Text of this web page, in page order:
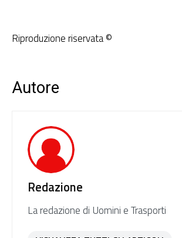
Riproduzione riservata ©
Autore
Redazione
La redazione di Uomini e Trasporti